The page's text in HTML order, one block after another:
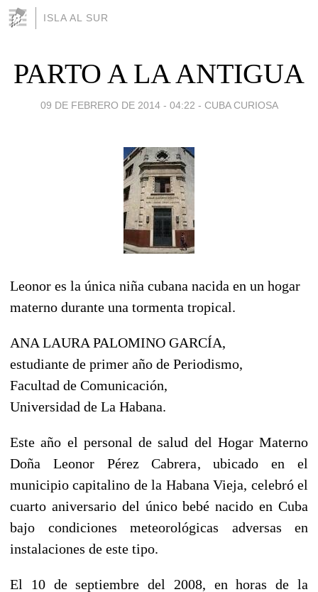
ISLA AL SUR
PARTO A LA ANTIGUA
09 DE FEBRERO DE 2014 - 04:22 - CUBA CURIOSA
Leonor es la única niña cubana nacida en un hogar
materno durante una tormenta tropical.
ANA LAURA PALOMINO GARCÍA,
estudiante de primer año de Periodismo,
Facultad de Comunicación,
Universidad de La Habana.
Este año el personal de salud del Hogar Materno
Doña Leonor Pérez Cabrera, ubicado en el
municipio capitalino de la Habana Vieja, celebró el
cuarto aniversario del único bebé nacido en Cuba
bajo condiciones meteorológicas adversas en
instalaciones de este tipo.
El 10 de septiembre del 2008, en horas de la